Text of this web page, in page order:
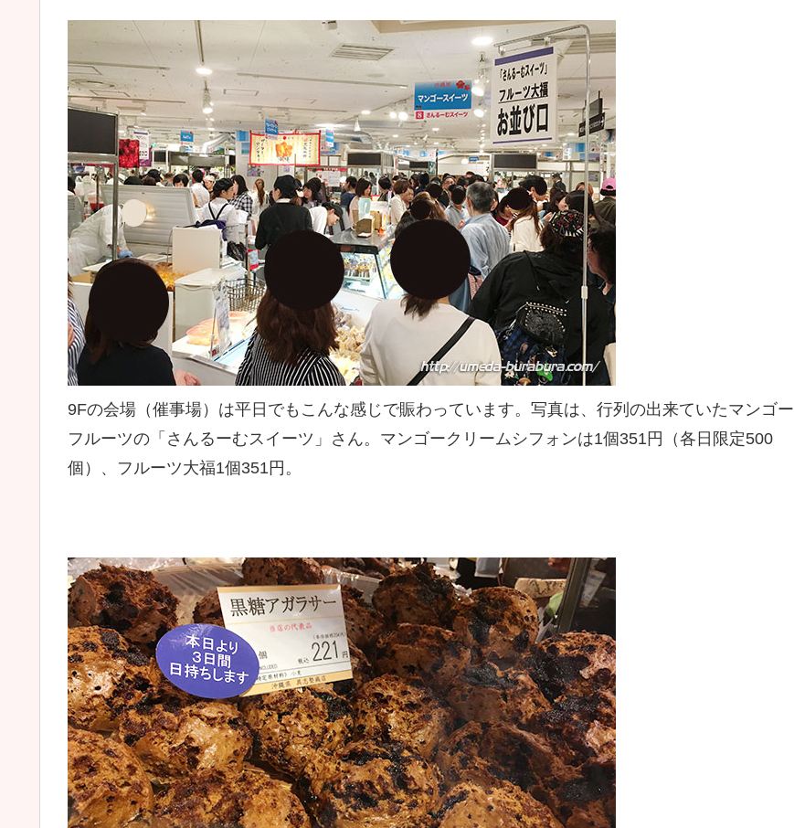
9Fの会場（催事場）は平日でもこんな感じで賑わっています。写真は、行列の出来ていたマンゴー
フルーツの「さんるーむスイーツ」さん。マンゴークリームシフォンは1個351円（各日限定500
個）、フルーツ大福1個351円。